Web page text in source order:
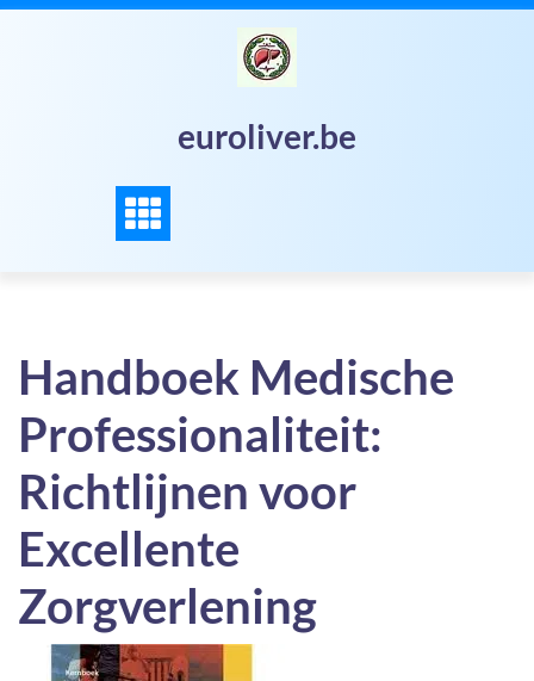
Skip
euroliver.be
Handboek Medische
Professionaliteit:
Richtlijnen voor
Excellente
Zorgverlening